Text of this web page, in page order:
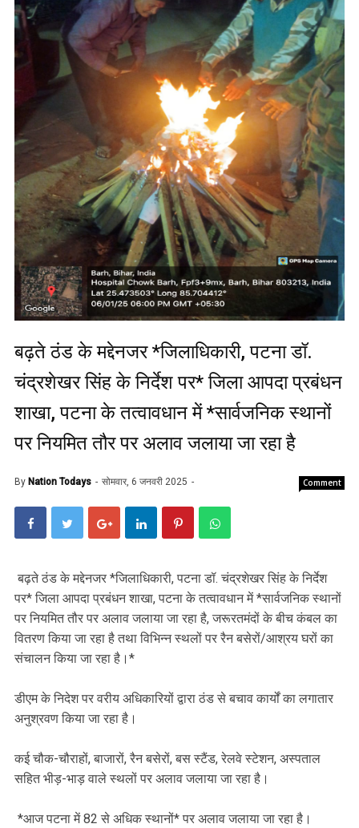
बढ़ते ठंड के मद्देनजर *जिलाधिकारी, पटना डॉ.
चंद्रशेखर सिंह के निर्देश पर* जिला आपदा प्रबंधन
शाखा, पटना के तत्वावधान में *सार्वजनिक स्थानों
पर नियमित तौर पर अलाव जलाया जा रहा है
By Nation Todays सोमवार, 6 जनवरी 2025 Comment
बढ़ते ठंड के मद्देनजर *जिलाधिकारी, पटना डॉ. चंद्रशेखर सिंह के निर्देश
पर* जिला आपदा प्रबंधन शाखा, पटना के तत्वावधान में *सार्वजनिक स्थानों
पर नियमित तौर पर अलाव जलाया जा रहा है, जरूरतमंदों के बीच कंबल का
वितरण किया जा रहा है तथा विभिन्न स्थलों पर रैन बसेरों/आश्रय घरों का
संचालन किया जा रहा है।*
डीएम के निदेश पर वरीय अधिकारियों द्वारा ठंड से बचाव कार्यों का लगातार
अनुश्रवण किया जा रहा है।
कई चौक-चौराहों, बाजारों, रैन बसेरों, बस स्टैंड, रेलवे स्टेशन, अस्पताल
सहित भीड़-भाड़ वाले स्थलों पर अलाव जलाया जा रहा है।
*आज पटना में 82 से अधिक स्थानों* पर अलाव जलाया जा रहा है।